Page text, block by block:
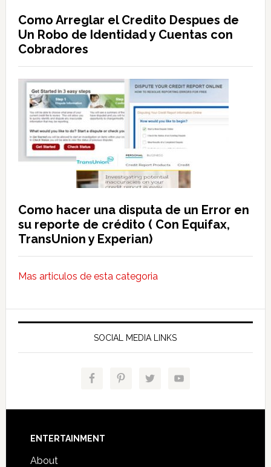
Como Arreglar el Credito Despues de
Un Robo de Identidad y Cuentas con
Cobradores
Como hacer una disputa de un Error en
su reporte de crédito ( Con Equifax,
TransUnion y Experian)
Mas articulos de esta categoria
SOCIAL MEDIA LINKS
Footer
ENTERTAINMENT
About